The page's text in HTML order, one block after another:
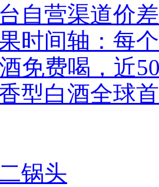
自营渠道价
时间轴：每
免费喝，近
型白酒全球
锅头